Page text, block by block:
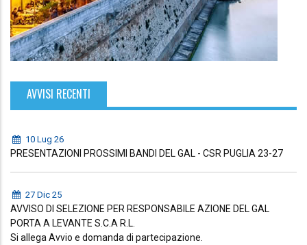
AVVISI RECENTI
10 Lug 26
PRESENTAZIONI PROSSIMI BANDI DEL GAL - CSR PUGLIA 23-27
27 Dic 25
AVVISO DI SELEZIONE PER RESPONSABILE AZIONE DEL GAL
PORTA A LEVANTE S.C.A R.L.
Si allega Avvio e domanda di partecipazione.